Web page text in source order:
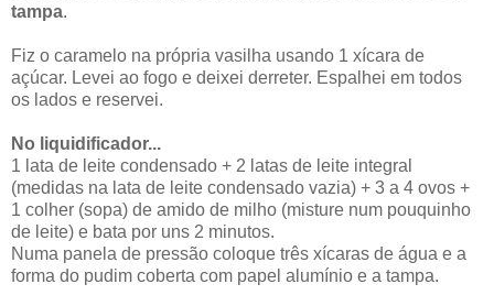
tampa.
Fiz o caramelo na própria vasilha usando 1 xícara de
açúcar. Levei ao fogo e deixei derreter. Espalhei em todos
os lados e reservei.
No liquidificador...
1 lata de leite condensado + 2 latas de leite integral
(medidas na lata de leite condensado vazia) + 3 a 4 ovos +
1 colher (sopa) de amido de milho (misture num pouquinho
de leite) e bata por uns 2 minutos.
Numa panela de pressão coloque três xícaras de água e a
forma do pudim coberta com papel alumínio e a tampa.